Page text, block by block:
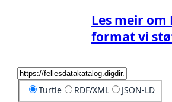
Les meir om
format vi
Turtle RDF/XML JSON-LD